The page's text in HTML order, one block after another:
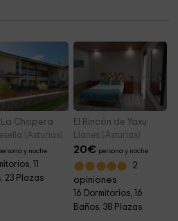
Chopera
(Asturias)
y noche
11
23 Plazas
El Rincón de Yaxu
Llanes (Asturias)
20€ persona y noche
2
opiniones
16 Dormitorios, 16
Baños, 38 Plazas